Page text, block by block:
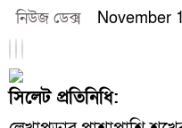
নিউজ ডেক্স November
সিলেটপ্রতিনিধি: